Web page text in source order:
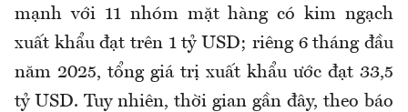
mạnh với 11 nhóm mặt hàng có kim ngạch
xuất khẩu đạt trên 1 tỷ USD; riêng 6 tháng đầu
năm 2025, tổng giá trị xuất khẩu ước đạt 33,5
tỷ USD. Tuy nhiên, thời gian gần đây, theo báo